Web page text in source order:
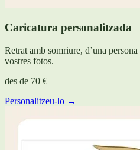
Caricatura personalitzada
Retrat amb somriure, d’una
vostres fotos.
des de 70 €
Personalitzeu-lo →